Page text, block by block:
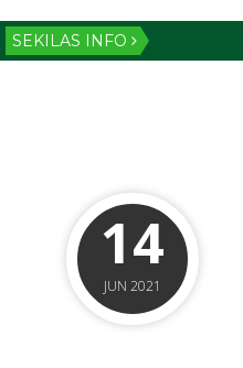
SEKILAS INFO
14
JUN 2021